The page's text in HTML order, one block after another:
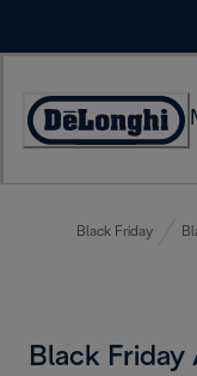
Déclaration
Black Friday
Black Friday